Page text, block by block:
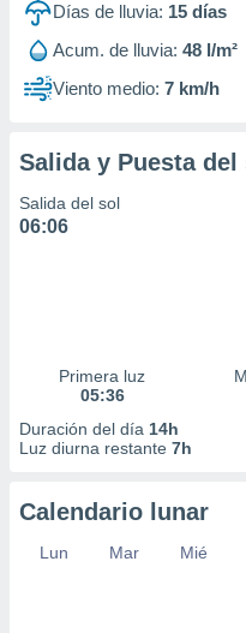
Días de lluvia: 15 días
Acum. de lluvia: 48 l/m²
Viento medio: 7 km/h
Salida y Puesta del
Salida del sol
06:06
Primera luz
05:36
Duración del día 14h
Luz diurna restante 7h
Calendario lunar
Lun Mar Mié